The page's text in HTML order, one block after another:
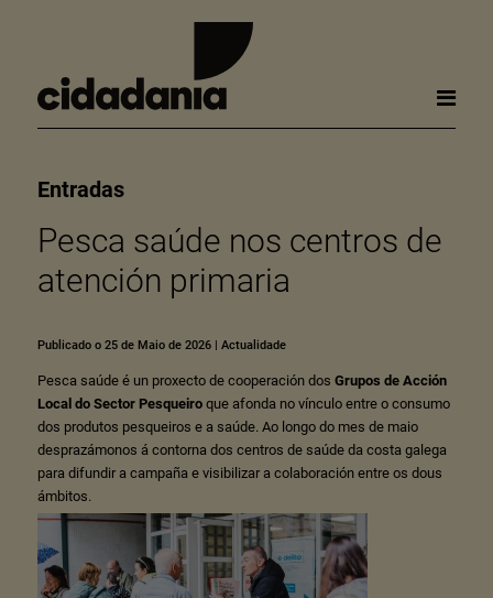
Entradas
Pesca saúde nos centros de
atención primaria
Publicado o 25 de Maio de 2026| Actualidade
Pesca saúde é un proxecto de cooperación dos Grupos de Acción
Local do Sector Pesqueiroque afonda no vínculo entre o consumo
dos produtos pesqueiros e a saúde. Ao longo do mes de maio
desprazámonos á contorna dos centros de saúde da costa galega
para difundir a campaña e visibilizar a colaboración entre os dous
ámbitos.